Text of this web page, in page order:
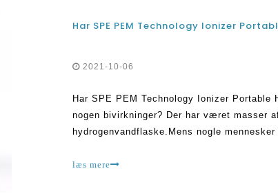
2021-10-06
Har SPE PEM Technology Ionizer Portable
nogen bivirkninger? Der har været masser
hydrogenvandflaske.Mens nogle
læs mere